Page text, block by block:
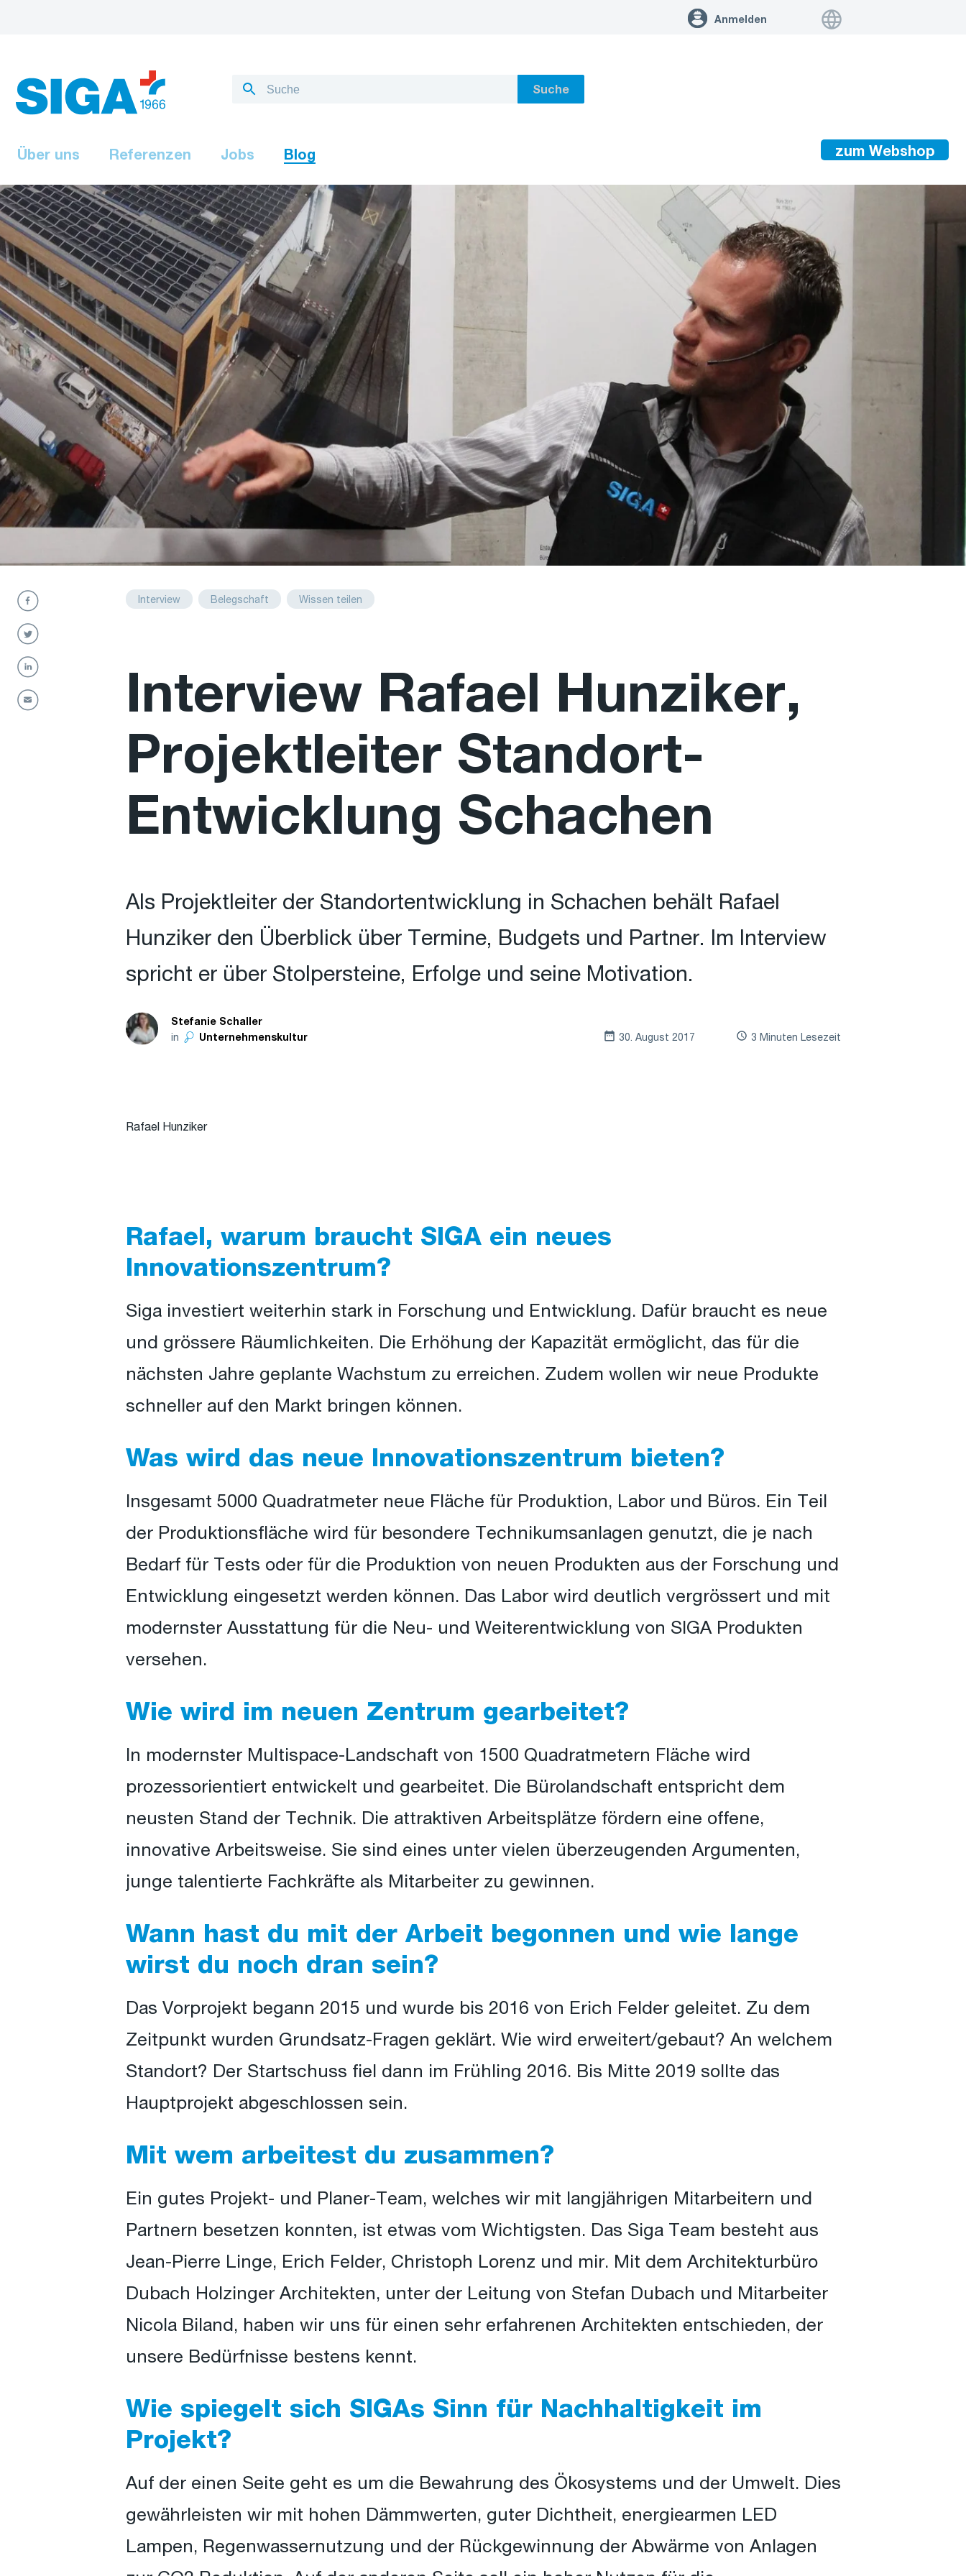
Anmelden
Suche
Über uns Referenzen Jobs Blog zum Webshop
Interview Belegschaft Wissen teilen
Interview Rafael Hunziker,
Projektleiter Standort-
Entwicklung Schachen
Als Projektleiter der Standortentwicklung in Schachen behält Rafael
Hunziker den Überblick über Termine, Budgets und Partner. Im Interview
spricht er über Stolpersteine, Erfolge und seine Motivation.
Stefanie Schaller
in Unternehmenskultur 30. August 2017 3 Minuten Lesezeit
Rafael Hunziker
Rafael, warum braucht SIGA ein neues
Innovationszentrum?
Siga investiert weiterhin stark in Forschung und Entwicklung. Dafür braucht es neue
und grössere Räumlichkeiten. Die Erhöhung der Kapazität ermöglicht, das für die
nächsten Jahre geplante Wachstum zu erreichen. Zudem wollen wir neue Produkte
schneller auf den Markt bringen können.
Was wird das neue Innovationszentrum bieten?
Insgesamt 5000 Quadratmeter neue Fläche für Produktion, Labor und Büros. Ein Teil
der Produktionsfläche wird für besondere Technikumsanlagen genutzt, die je nach
Bedarf für Tests oder für die Produktion von neuen Produkten aus der Forschung und
Entwicklung eingesetzt werden können. Das Labor wird deutlich vergrössert und mit
modernster Ausstattung für die Neu- und Weiterentwicklung von SIGA Produkten
versehen.
Wie wird im neuen Zentrum gearbeitet?
In modernster Multispace-Landschaft von 1500 Quadratmetern Fläche wird
prozessorientiert entwickelt und gearbeitet. Die Bürolandschaft entspricht dem
neusten Stand der Technik. Die attraktiven Arbeitsplätze fördern eine offene,
innovative Arbeitsweise. Sie sind eines unter vielen überzeugenden Argumenten,
junge talentierte Fachkräfte als Mitarbeiter zu gewinnen.
Wann hast du mit der Arbeit begonnen und wie lange
wirst du noch dran sein?
Das Vorprojekt begann 2015 und wurde bis 2016 von Erich Felder geleitet. Zu dem
Zeitpunkt wurden Grundsatz-Fragen geklärt. Wie wird erweitert/gebaut? An welchem
Standort? Der Startschuss fiel dann im Frühling 2016. Bis Mitte 2019 sollte das
Hauptprojekt abgeschlossen sein.
Mit wem arbeitest du zusammen?
Ein gutes Projekt- und Planer-Team, welches wir mit langjährigen Mitarbeitern und
Partnern besetzen konnten, ist etwas vom Wichtigsten. Das Siga Team besteht aus
Jean-Pierre Linge, Erich Felder, Christoph Lorenz und mir. Mit dem Architekturbüro
Dubach Holzinger Architekten, unter der Leitung von Stefan Dubach und Mitarbeiter
Nicola Biland, haben wir uns für einen sehr erfahrenen Architekten entschieden, der
unsere Bedürfnisse bestens kennt.
Wie spiegelt sich SIGAs Sinn für Nachhaltigkeit im
Projekt?
Auf der einen Seite geht es um die Bewahrung des Ökosystems und der Umwelt. Dies
gewährleisten wir mit hohen Dämmwerten, guter Dichtheit, energiearmen LED
Lampen, Regenwassernutzung und der Rückgewinnung der Abwärme von Anlagen